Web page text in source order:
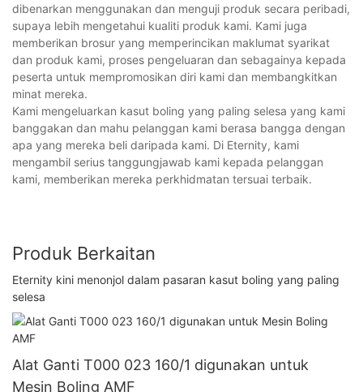
dibenarkan menggunakan dan menguji produk secara peribadi,
supaya lebih mengetahui kualiti produk kami. Kami juga
memberikan brosur yang memperincikan maklumat syarikat
dan produk kami, proses pengeluaran dan sebagainya kepada
peserta untuk mempromosikan diri kami dan membangkitkan
minat mereka.
Kami mengeluarkan kasut boling yang paling selesa yang kami
banggakan dan mahu pelanggan kami berasa bangga dengan
apa yang mereka beli daripada kami. Di Eternity, kami
mengambil serius tanggungjawab kami kepada pelanggan
kami, memberikan mereka perkhidmatan tersuai terbaik.
Produk Berkaitan
Eternity kini menonjol dalam pasaran kasut boling yang paling
selesa
Alat Ganti T000 023 160/1 digunakan untuk
Mesin Boling AMF